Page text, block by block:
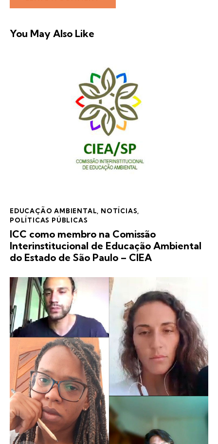
You May Also Like
EDUCAÇÃO AMBIENTAL NOTÍCIAS
POLÍTICAS PÚBLICAS
ICC como membro na Comissão
Interinstitucional de Educação Ambiental
do Estado de São Paulo – CIEA